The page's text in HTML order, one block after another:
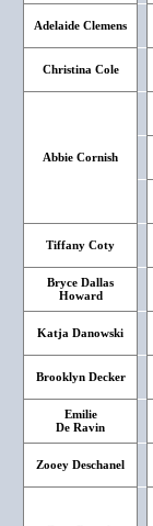
Adelaide Clemens
Christina Cole
Abbie Cornish
Tiffany Coty
Bryce Dallas
Howard
Katja Danowski
Brooklyn Decker
Emilie
De Ravin
Zooey Deschanel